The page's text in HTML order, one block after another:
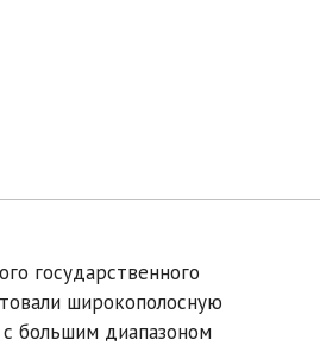
государственного
широкополосную
большим диапазоном